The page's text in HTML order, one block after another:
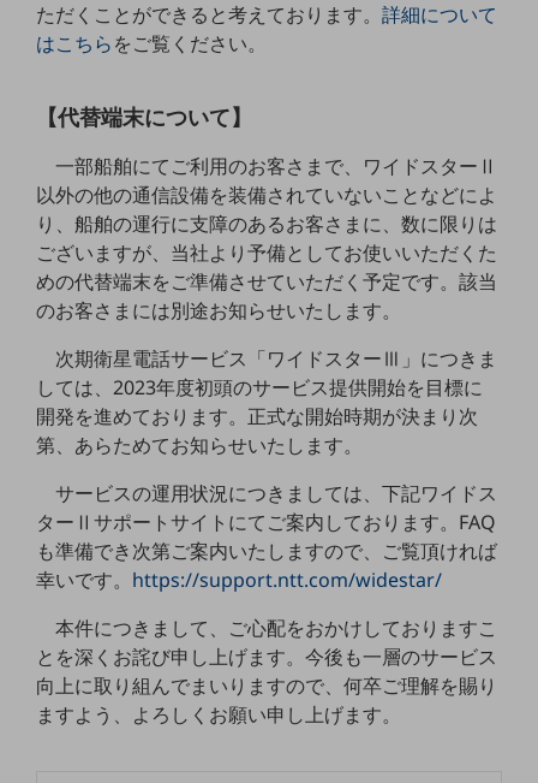
災害対策・BCP
課題・ニーズで探す
コミュニケーション・情報共有
マーケティング
業務効率化
災害対策
職場環境整備
セキュリティ対策
遠隔監視
自動化・省電化
人材不足解消
業種・業態で探す
自治体
一次産業
ただくことができると考えております。詳細について
はこちらをご覧ください。
【代替端末について】
一部船舶にてご利用のお客さまで、ワイドスターⅡ
以外の他の通信設備を装備されていないことなどによ
り、船舶の運行に支障のあるお客さまに、数に限りは
ございますが、当社より予備としてお使いいただくた
めの代替端末をご準備させていただく予定です。該当
のお客さまには別途お知らせいたします。
次期衛星電話サービス「ワイドスターⅢ」につきま
しては、2023年度初頭のサービス提供開始を目標に
開発を進めております。正式な開始時期が決まり次
第、あらためてお知らせいたします。
サービスの運用状況につきましては、下記ワイドス
ターⅡサポートサイトにてご案内しております。FAQ
も準備でき次第ご案内いたしますので、ご覧頂ければ
幸いです。 https://support.ntt.com/widestar/
本件につきまして、ご心配をおかけしておりますこ
とを深くお詫び申し上げます。今後も一層のサービス
向上に取り組んでまいりますので、何卒ご理解を賜り
ますよう、よろしくお願い申し上げます。